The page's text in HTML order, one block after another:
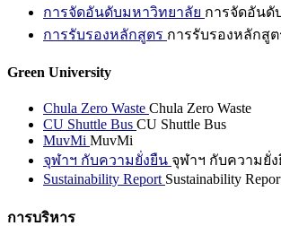
การจัดอันดับมหาวิทยาลัย การจัดอันดั
การรับรองหลักสูตร การรับรองหลักสูต
Green University
Chula Zero Waste Chula Zero Waste
CU Shuttle Bus CU Shuttle Bus
MuvMi MuvMi
จุฬาฯ กับความยั่งยืน จุฬาฯ กับความยั่
Sustainability Report Sustainability
การบริหาร